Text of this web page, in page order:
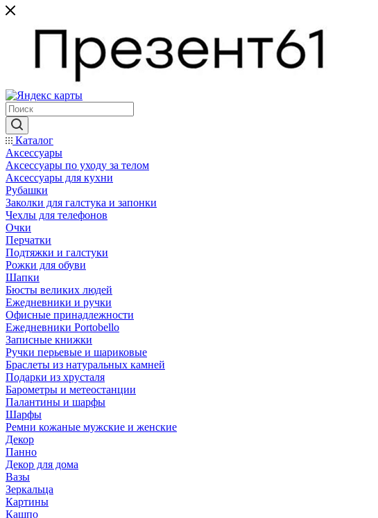
Каталог
Аксессуары
Аксессуары по уходу за телом
Аксессуары для кухни
Рубашки
Заколки для галстука и запонки
Чехлы для телефонов
Очки
Перчатки
Подтяжки и галстуки
Рожки для обуви
Шапки
Бюсты великих людей
Ежедневники и ручки
Офисные принадлежности
Ежедневники Portobello
Записные книжки
Ручки перьевые и шариковые
Браслеты из натуральных камней
Подарки из хрусталя
Барометры и метеостанции
Палантины и шарфы
Шарфы
Ремни кожаные мужские и женские
Декор
Панно
Декор для дома
Вазы
Зеркальца
Картины
Кашпо